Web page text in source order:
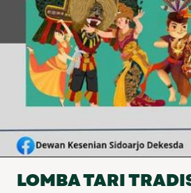
LOMBA TARI